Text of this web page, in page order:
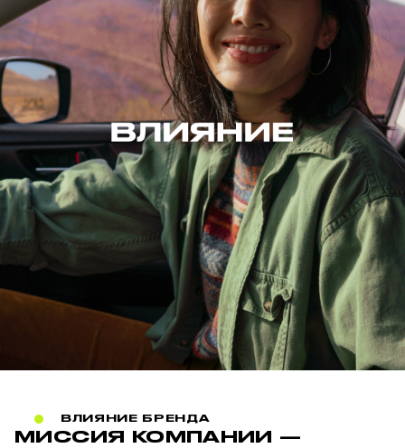
ВЛИЯНИЕ БРЕНДА
МИССИЯ КОМПАНИИ —